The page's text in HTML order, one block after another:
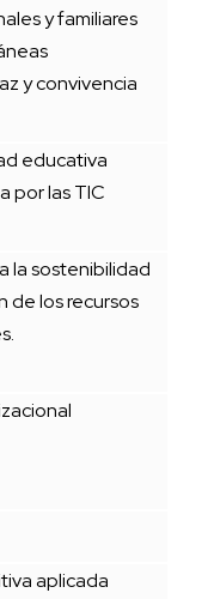
y familiares
y convivencia
educativa
por las TIC
la sostenibilidad
de los recursos
aplicada